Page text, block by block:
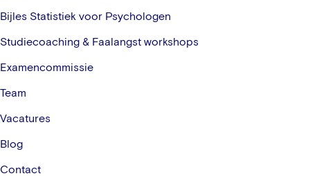
Bijles Statistiek voor Psychologen
Studiecoaching & Faalangst workshops
Examencommissie
Team
Vacatures
Blog
Contact